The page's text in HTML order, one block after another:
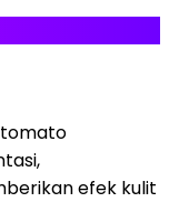
tomato
efek kulit